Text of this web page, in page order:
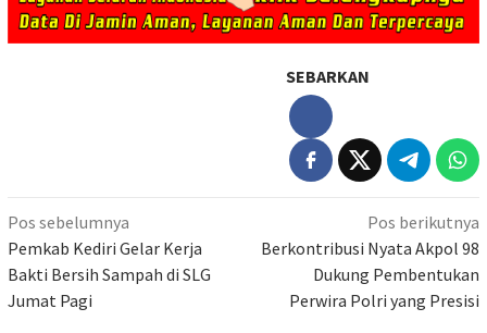
SEBARKAN
Navigasi
pos
Pos sebelumnya
Pemkab Kediri Gelar Kerja
Bakti Bersih Sampah di SLG
Jumat Pagi
Pos berikutnya
Berkontribusi Nyata Akpol 98
Dukung Pembentukan
Perwira Polri yang Presisi